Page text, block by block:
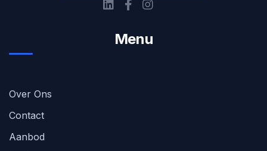
Menu
Over Ons
Contact
Aanbod